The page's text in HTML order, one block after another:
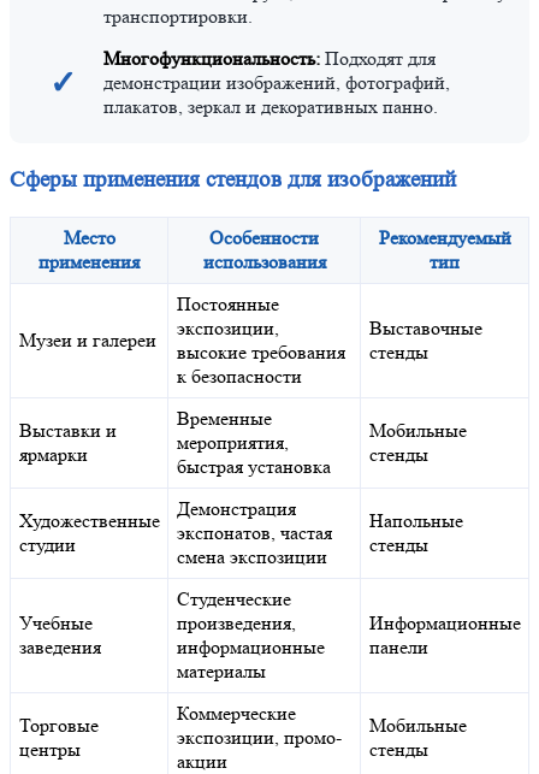
транспортировки.
✓
Многофункциональность: Подходят для
демонстрации изображений, фотографий,
плакатов, зеркал и декоративных панно.
Сферы применения стендов для изображений
Место
применения
Особенности
использования
Рекомендуемый
тип
Музеи и галереи
Постоянные
экспозиции,
высокие требования
к безопасности
Выставочные
стенды
Выставки и
ярмарки
Временные
мероприятия,
быстрая установка
Мобильные
стенды
Художественные
студии
Демонстрация
экспонатов, частая
смена экспозиции
Напольные
стенды
Учебные
заведения
Студенческие
произведения,
информационные
материалы
Информационные
панели
Торговые
центры
Коммерческие
экспозиции, промо-
акции
Мобильные
стенды